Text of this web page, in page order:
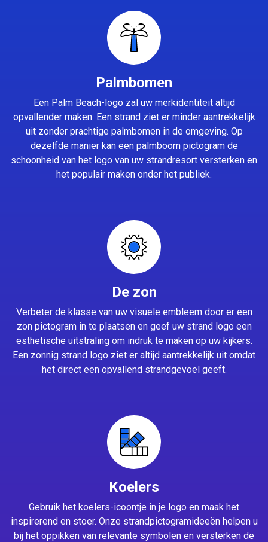
Palmbomen
Een Palm Beach-logo zal uw merkidentiteit altijd
opvallender maken. Een strand ziet er minder aantrekkelijk
uit zonder prachtige palmbomen in de omgeving. Op
dezelfde manier kan een palmboom pictogram de
schoonheid van het logo van uw strandresort versterken en
het populair maken onder het publiek.
De zon
Verbeter de klasse van uw visuele embleem door er een
zon pictogram in te plaatsen en geef uw strand logo een
esthetische uitstraling om indruk te maken op uw kijkers.
Een zonnig strand logo ziet er altijd aantrekkelijk uit omdat
het direct een opvallend strandgevoel geeft.
Koelers
Gebruik het koelers-icoontje in je logo en maak het
inspirerend en stoer. Onze strandpictogramideeën helpen u
bij het oppikken van relevante symbolen en versterken de